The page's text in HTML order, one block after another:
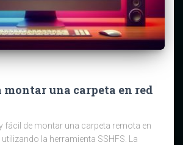
montar una carpeta en red
fácil de montar una carpeta remota en
la herramienta SSHFS. La